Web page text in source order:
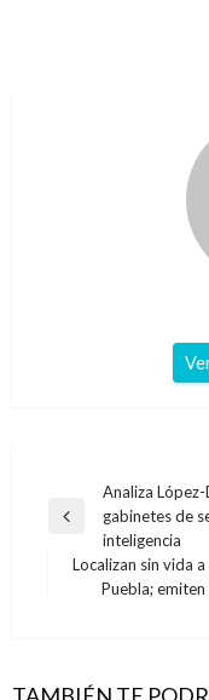
Navegación
de
entradas
Entrada
anterior
Analiza
gabinetes de
inteligencia
Entrada
Localizan sin vida
Puebla;
TAMBIÉN TE